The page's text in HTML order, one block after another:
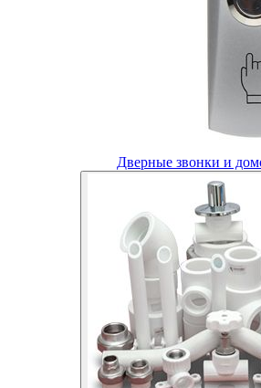
Дверные звонки и